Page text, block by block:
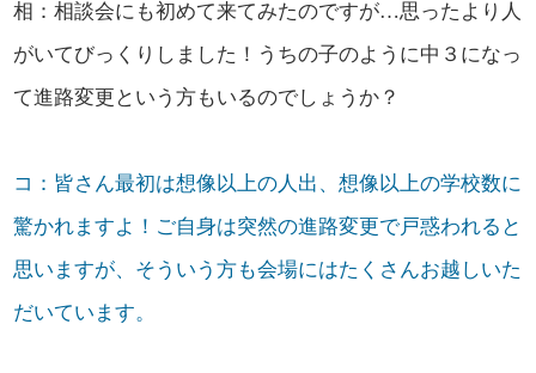
相：相談会にも初めて来てみたのですが…思ったより人
がいてびっくりしました！うちの子のように中３になっ
て進路変更という方もいるのでしょうか？
コ：皆さん最初は想像以上の人出、想像以上の学校数に
驚かれますよ！ご自身は突然の進路変更で戸惑われると
思いますが、そういう方も会場にはたくさんお越しいた
だいています。